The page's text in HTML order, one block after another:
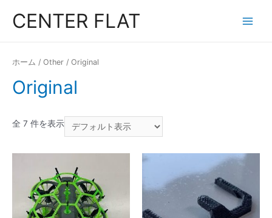
CENTER FLAT
ホーム / Other / Original
Original
全 7 件を表示